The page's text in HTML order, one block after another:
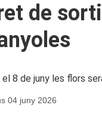
de
el 8 de juny les flors
04 juny 2026